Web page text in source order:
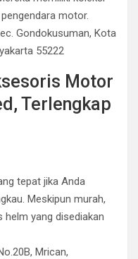
motor.
Gondokusuman, Kota
55222
Motor
Terlengkap
tepat jika Anda
Meskipun murah,
yang disediakan
Mrican,